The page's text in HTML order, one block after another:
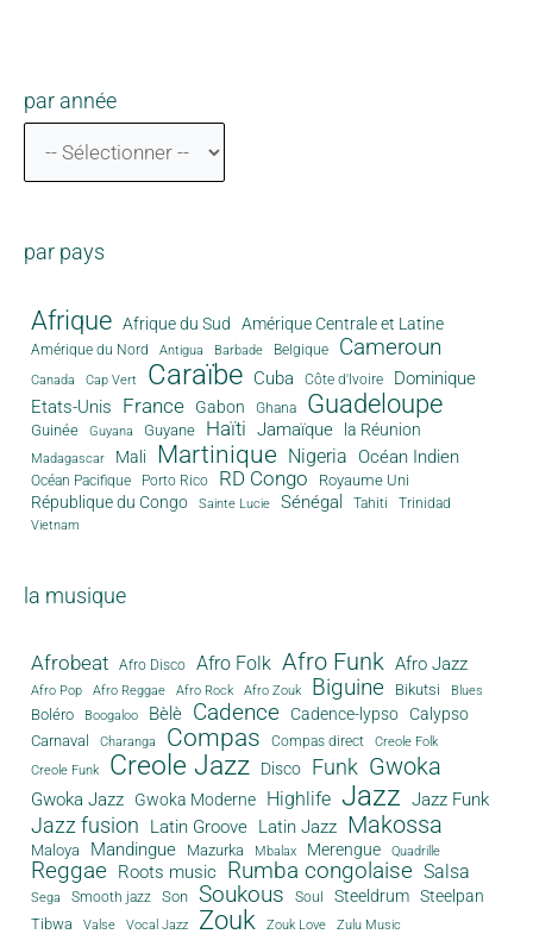
par année
par pays
Afrique Afrique du Sud Amérique Centrale et Latine
Amérique du Nord Antigua Barbade Belgique Cameroun
Canada Cap Vert Caraïbe Cuba Côte d'Ivoire
Dominique
Etats-Unis
France Gabon Ghana Guadeloupe
Guinée Guyana Guyane Haïti Jamaïque la Réunion
Madagascar Mali Martinique Nigeria Océan Indien
Océan Pacifique Porto Rico RD Congo Royaume Uni
République du Congo Sainte Lucie Sénégal Tahiti Trinidad
Vietnam
la musique
Afrobeat Afro Disco Afro Folk Afro Funk Afro Jazz
Afro Pop Afro Reggae Afro Rock Afro Zouk Biguine Bikutsi Blues
Boléro Boogaloo Bèlè Cadence Cadence-lypso Calypso
Carnaval Charanga Compas Compas direct
Creole Folk
Creole Funk
Creole Jazz Disco Funk Gwoka
Gwoka Jazz Gwoka Moderne Highlife Jazz Jazz Funk
Jazz fusion Latin Groove Latin Jazz Makossa
Maloya Mandingue Mazurka Mbalax Merengue Quadrille
Reggae Roots music Rumba congolaise Salsa
Sega Smooth jazz Son Soukous Soul Steeldrum Steelpan
Tibwa Valse Vocal Jazz Zouk Zouk Love Zulu Music